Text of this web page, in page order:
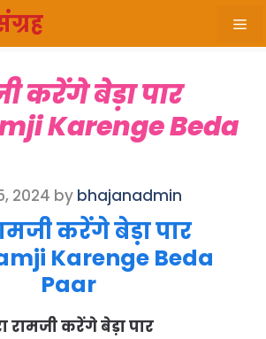
करेंगे बेड़ा पार
Karenge Beda
2024 by bhajanadmin
करेंगे बेड़ा पार
Karenge Beda
Paar
रामजी करेंगे बेड़ा पार